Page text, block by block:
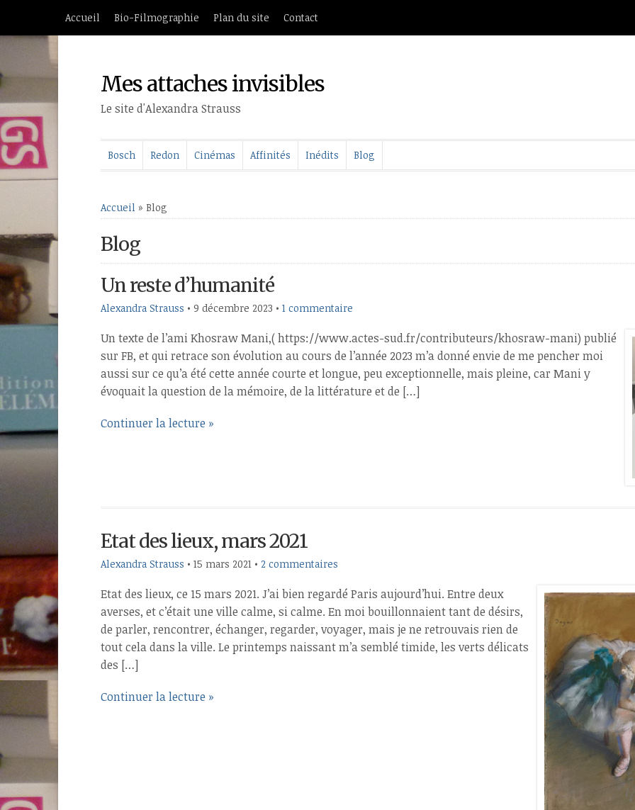
Accueil Bio-Filmographie Plan du site Contact
Mes attaches invisibles
Le site d'Alexandra Strauss
Bosch Redon Cinémas Affinités Inédits Blog
Accueil » Blog
Blog
Un reste d’humanité
Alexandra Strauss • 9 décembre 2023 • 1 commentaire
Un texte de l’ami Khosraw Mani,( https://www.actes-sud.fr/contributeurs/khosraw-mani) publié
sur FB, et qui retrace son évolution au cours de l’année 2023 m’a donné envie de me pencher moi
aussi sur ce qu’a été cette année courte et longue, peu exceptionnelle, mais pleine, car Mani y
évoquait la question de la mémoire, de la littérature et de […]
Continuer la lecture »
Etat des lieux, mars 2021
Alexandra Strauss • 15 mars 2021 • 2 commentaires
Etat des lieux, ce 15 mars 2021. J’ai bien regardé Paris aujourd’hui. Entre deux
averses, et c’était une ville calme, si calme. En moi bouillonnaient tant de désirs,
de parler, rencontrer, échanger, regarder, voyager, mais je ne retrouvais rien de
tout cela dans la ville. Le printemps naissant m’a semblé timide, les verts délicats
des […]
Continuer la lecture »